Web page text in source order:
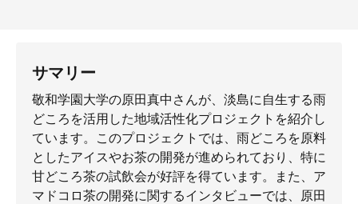
サマリー
敬和学園大学の原田真中さんが、淡島に自生する雨
どころを活用した地域活性化プロジェクトを紹介し
ています。このプロジェクトでは、雨どころを原料
としたアイスやお茶の開発が進められており、特に
甘どころ茶の試飲会が好評を得ています。また、ア
マドコロ茶の開発に関するインタビューでは、原田